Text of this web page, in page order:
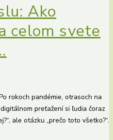
Ako
celom svete
rokoch pandémie, otrasoch na
preťažení si ľudia čoraz
ale otázku „prečo toto všetko?“.